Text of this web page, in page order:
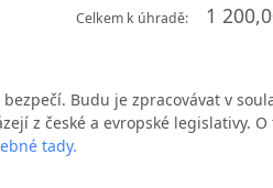
Celkem k úhradě: 1
Budu je zpracovávat v
z české a evropské legislativy. O
tady.